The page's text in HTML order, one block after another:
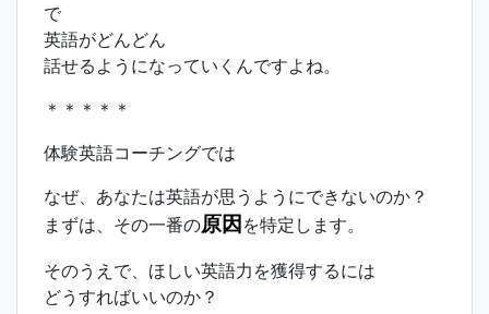
で
英語がどんどん
話せるようになっていくんですよね。
＊＊＊＊＊
体験英語コーチングでは
なぜ、あなたは英語が思うようにできないのか？
まずは、その一番の原因 を特定します。
そのうえで、ほしい英語力を獲得するには
どうすればいいのか？